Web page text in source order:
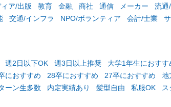
ィア/出版 教育 金融 商社 通信 メーカー 流通
交通/インフラ NPO/ボランティア 会計/士業
週2日以下OK 週3日以上推奨 大学1年生におすす
におすすめ 28卒におすすめ 27卒におすすめ 地
ーン生多数 内定実績あり 髪型自由 私服OK